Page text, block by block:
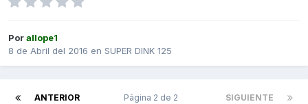
Porallope1
8 de Abril del 2016 en SUPER DINK 125
ANTERIOR SIGUIENTE
Página 2 de 2